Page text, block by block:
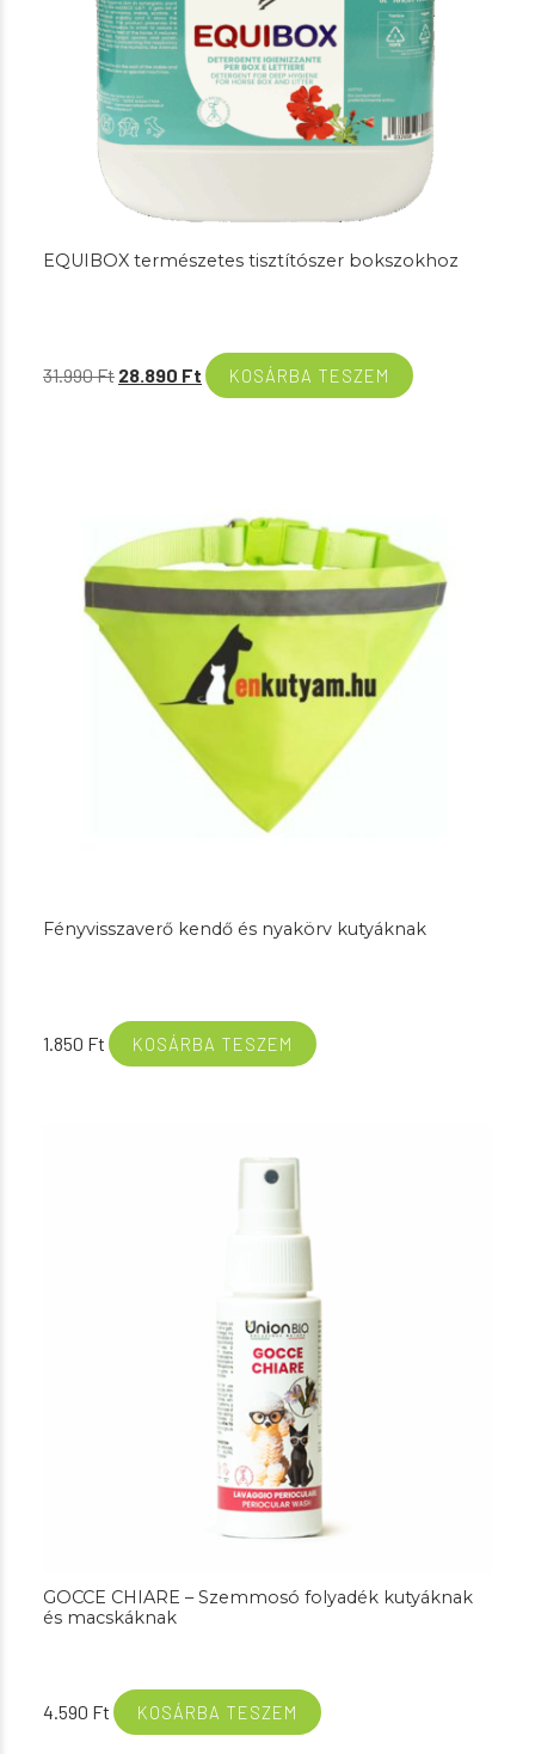
EQUIBOX természetes tisztítószer bokszokhoz
31.990Ft Original
28.890 Ft Current
price
KOSÁRBA TESZEM
Fényvisszaverő kendő és nyakörv kutyáknak
1.850 Ft KOSÁRBA TESZEM
GOCCE CHIARE – Szemmosó folyadék kutyáknak
és macskáknak
4.590 Ft KOSÁRBA TESZEM